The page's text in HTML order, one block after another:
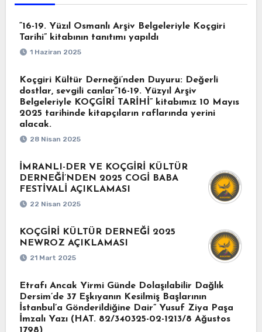
“16-19. Yüzıl Osmanlı Arşiv Belgeleriyle Koçgiri
Tarihi” kitabının tanıtımı yapıldı
1 Haziran 2025
Koçgiri Kültür Derneği’nden Duyuru: Değerli
dostlar, sevgili canlar“16-19. Yüzyıl Arşiv
Belgeleriyle KOÇGİRİ TARİHİ” kitabımız 10 Mayıs
2025 tarihinde kitapçıların raflarında yerini
alacak.
28 Nisan 2025
İMRANLI-DER VE KOÇGİRİ KÜLTÜR
DERNEĞİ’NDEN 2025 COGİ BABA
FESTİVALİ AÇIKLAMASI
22 Nisan 2025
KOÇGİRİ KÜLTÜR DERNEĞİ 2025
NEWROZ AÇIKLAMASI
21 Mart 2025
Etrafı Ancak Yirmi Günde Dolaşılabilir Dağlık
Dersim’de 37 Eşkıyanın Kesilmiş Başlarının
İstanbul’a Gönderildiğine Dair” Yusuf Ziya Paşa
İmzalı Yazı (HAT. 82/340325-02-1213/8 Ağustos